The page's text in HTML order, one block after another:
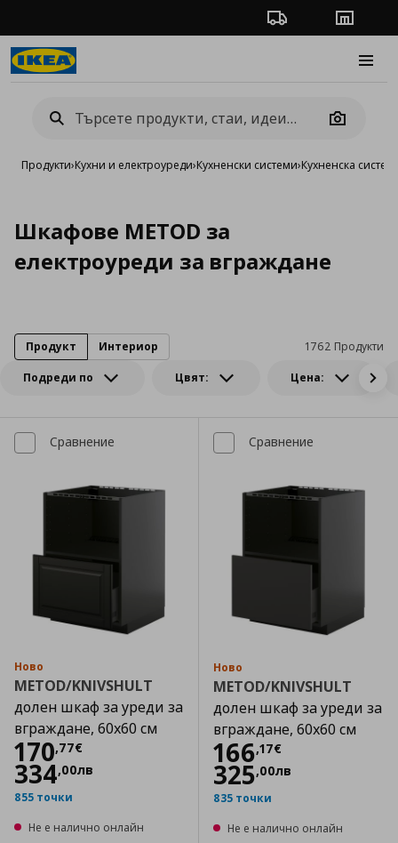
Проследяване на
Camera
Продукти›Кухни и електроуреди›Кухненски системи›Кухненска
Шкафове METOD за
електроуреди за вграждане
Подреди по Цвят: Цена:
1762 Продукти
Продукт Интериор
Сравнение
Ново
METOD/KNIVSHULT
долен шкаф за уреди за
вграждане, 60x60 см
170,77€
Цена
334,00лв
855 точки
Не е налично онлайн
Сравнение
Ново
METOD/KNIVSHULT
долен шкаф за уреди за
вграждане, 60x60 см
166,17€
Цена
325,00лв
835 точки
Не е налично онлайн